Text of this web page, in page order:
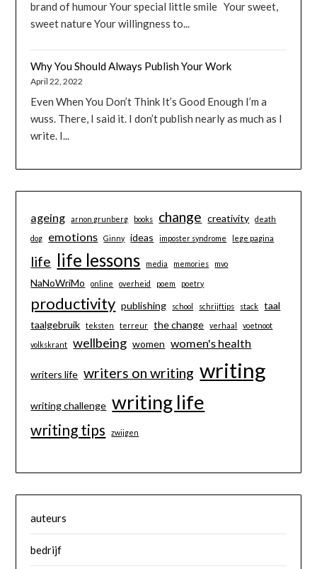
brand of humour Your special little smile Your sweet,
sweet nature Your willingness to...
Why You Should Always Publish Your Work
April 22, 2022
Even When You Don’t Think It’s Good Enough I’m a
wuss. There, I said it. I don’t publish nearly as much as I
write. I...
ageing arnon grunberg books change creativity death
dog emotions Ginny ideas imposter syndrome lege pagina
life life lessons media memories mvo
NaNoWriMo online overheid poem poetry
productivity publishing school schrijftips stack
taal
taalgebruik
teksten terreur the change verhaal voetnoot
volkskrant wellbeing women women's health
writers life writers on writing writing
writing challenge writing life
writing tips zwijgen
auteurs
bedrijf